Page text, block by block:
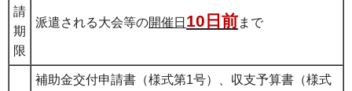
請
期
限
派遣される大会等の開催日 10日前まで
補助金交付申請書（様式第1号）、収支予算書（様式